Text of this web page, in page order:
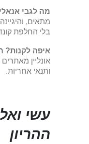
מה לגבי
מתאים,
בלי החלפת
איפה לקנות?
אונליין
ותנאי אחריות.
עשי
ההריון